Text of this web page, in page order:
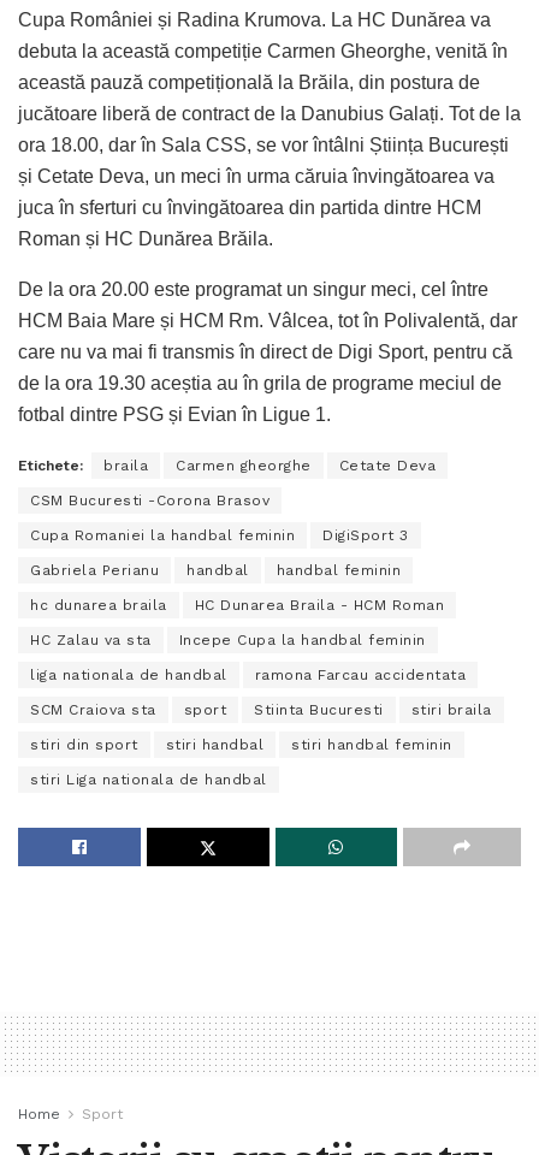
Cupa României și Radina Krumova. La HC Dunărea va
debuta la această competiție Carmen Gheorghe, venită în
această pauză competițională la Brăila, din postura de
jucătoare liberă de contract de la Danubius Galați. Tot de la
ora 18.00, dar în Sala CSS, se vor întâlni Știința București
și Cetate Deva, un meci în urma căruia învingătoarea va
juca în sferturi cu învingătoarea din partida dintre HCM
Roman și HC Dunărea Brăila.
De la ora 20.00 este programat un singur meci, cel între
HCM Baia Mare și HCM Rm. Vâlcea, tot în Polivalentă, dar
care nu va mai fi transmis în direct de Digi Sport, pentru că
de la ora 19.30 aceștia au în grila de programe meciul de
fotbal dintre PSG și Evian în Ligue 1.
Etichete: braila Carmen gheorghe Cetate Deva
CSM Bucuresti -Corona Brasov
Cupa Romaniei la handbal feminin DigiSport 3
Gabriela Perianu handbal handbal feminin
hc dunarea braila HC Dunarea Braila - HCM Roman
HC Zalau va sta Incepe Cupa la handbal feminin
liga nationala de handbal ramona Farcau accidentata
SCM Craiova sta sport Stiinta Bucuresti stiri braila
stiri din sport stiri handbal stiri handbal feminin
stiri Liga nationala de handbal
Home Sport